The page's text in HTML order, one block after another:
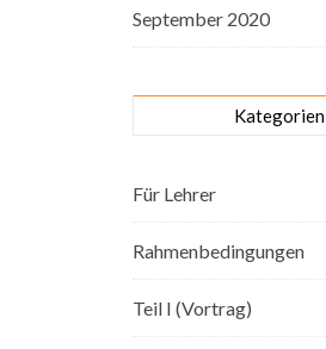
September 2020
Kategorien
Für Lehrer
Rahmenbedingungen
Teil I (Vortrag)